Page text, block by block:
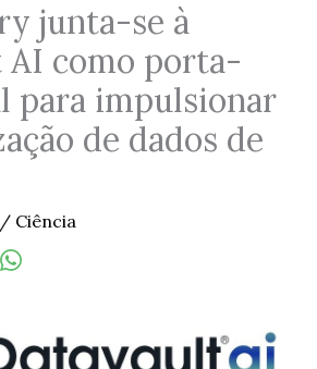
junta-se à
AI como porta-
para impulsionar
de dados de
/ Ciência